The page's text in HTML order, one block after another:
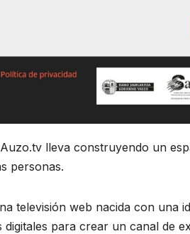
Auzo.tv lleva construyendo un
personas.
televisión web nacida con una
digitales para crear un canal de